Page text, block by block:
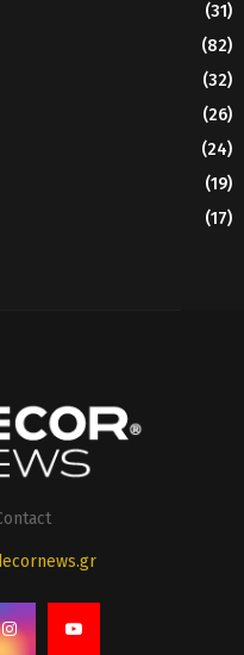
(31)
(82)
(32)
(26)
(24)
(19)
(17)